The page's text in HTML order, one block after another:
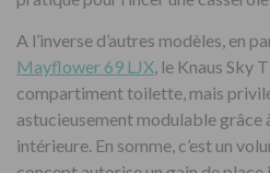
A l’inverse d’autres modèles, en
Mayflower 69 LJX , le Knaus Sky
compartiment toilette, mais
astucieusement modulable grâce
intérieure. En somme, c’est un